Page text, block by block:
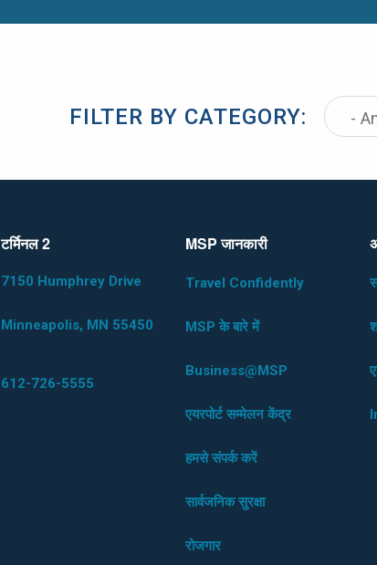
FILTER BY CATEGORY:
टर्मिनल 2
7150 Humphrey Drive
Minneapolis, MN 55450
612-726-5555
MSP जानकारी
Travel Confidently
MSP के बारे में
Business@MSP
एयरपोर्ट सम्मेलन केंद्र
हमसे संपर्क करें
सार्वजनिक सुरक्षा
रोजगार